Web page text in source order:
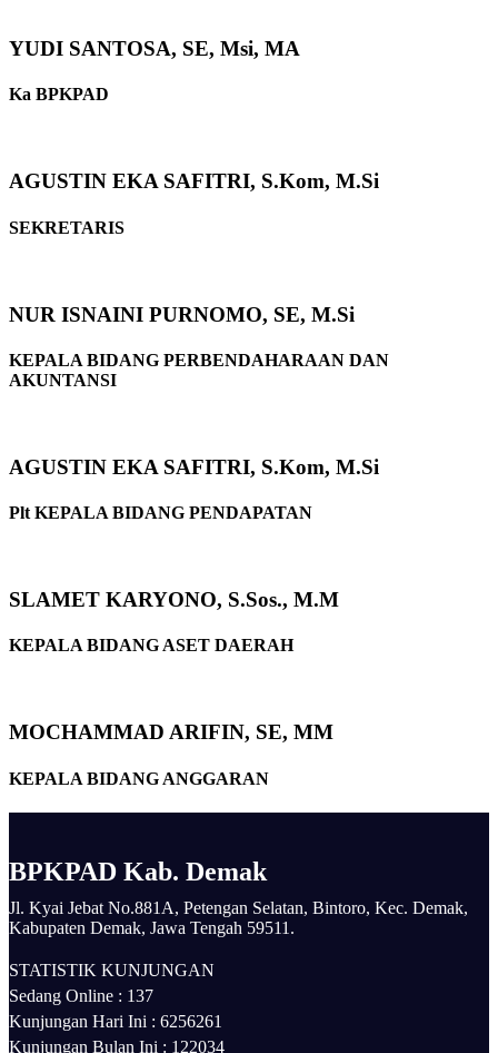
YUDI SANTOSA, SE, Msi, MA
Ka BPKPAD
AGUSTIN EKA SAFITRI, S.Kom, M.Si
SEKRETARIS
NUR ISNAINI PURNOMO, SE, M.Si
KEPALA BIDANG PERBENDAHARAAN DAN
AKUNTANSI
AGUSTIN EKA SAFITRI, S.Kom, M.Si
Plt KEPALA BIDANG PENDAPATAN
SLAMET KARYONO, S.Sos., M.M
KEPALA BIDANG ASET DAERAH
MOCHAMMAD ARIFIN, SE, MM
KEPALA BIDANG ANGGARAN
BPKPAD Kab. Demak
Jl. Kyai Jebat No.881A, Petengan Selatan, Bintoro, Kec. Demak,
Kabupaten Demak, Jawa Tengah 59511.
STATISTIK KUNJUNGAN
Sedang Online : 137
Kunjungan Hari Ini : 6256261
Kunjungan Bulan Ini : 122034